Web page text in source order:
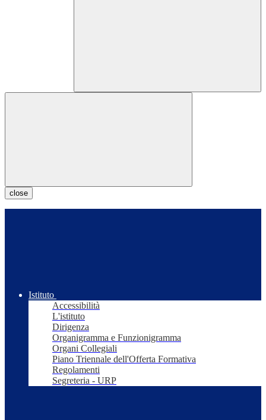
close
Istituto
Accessibilità
L'istituto
Dirigenza
Organigramma e Funzionigramma
Organi Collegiali
Piano Triennale dell'Offerta Formativa
Regolamenti
Segreteria - URP